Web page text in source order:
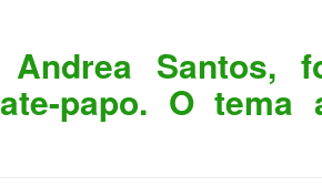
Andrea Santos,
papo. O tema